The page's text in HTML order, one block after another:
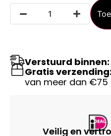
Verstuurd binnen:
Gratis verzending:
van meer dan €75
Veilig en